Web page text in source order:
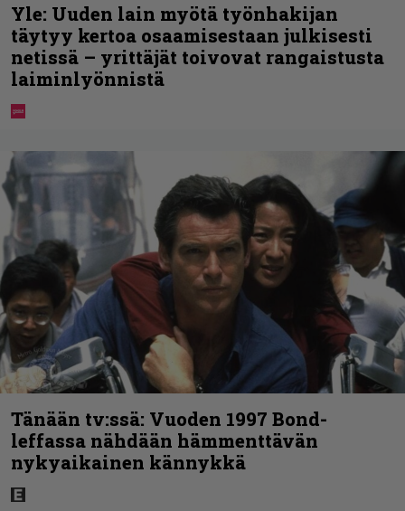
Yle: Uuden lain myötä työnhakijan
täytyy kertoa osaamisestaan julkisesti
netissä – yrittäjät toivovat rangaistusta
laiminlyönnistä
Tänään tv:ssä: Vuoden 1997 Bond-
leffassa nähdään hämmenttävän
nykyaikainen kännykkä